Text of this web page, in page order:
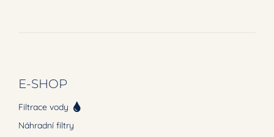
E-SHOP
Filtrace vody
Náhradní filtry